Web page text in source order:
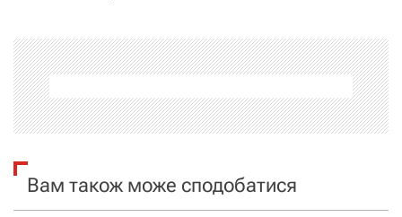
а
ц
і
я Вам також може сподобатися